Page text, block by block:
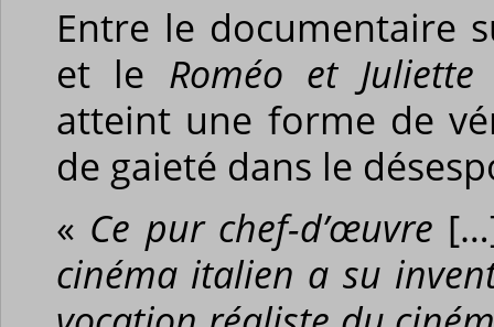
Entre le documentaire
et le Roméo et
atteint une forme de
de gaieté dans le
« Ce pur chef-d’œuvre
cinéma italien a su